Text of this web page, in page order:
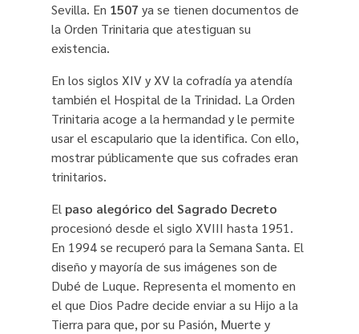
Sevilla. En 1507 ya se tienen documentos de
la Orden Trinitaria que atestiguan su
existencia.
En los siglos XIV y XV la cofradía ya atendía
también el Hospital de la Trinidad. La Orden
Trinitaria acoge a la hermandad y le permite
usar el escapulario que la identifica. Con ello,
mostrar públicamente que sus cofrades eran
trinitarios.
El paso alegórico del Sagrado Decreto
procesionó desde el siglo XVIII hasta 1951.
En 1994 se recuperó para la Semana Santa. El
diseño y mayoría de sus imágenes son de
Dubé de Luque. Representa el momento en
el que Dios Padre decide enviar a su Hijo a la
Tierra para que, por su Pasión, Muerte y